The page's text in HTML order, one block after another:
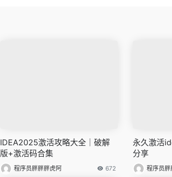
IDEA2025激活攻略大全｜破解
版+激活码合集
程序员胖胖胖虎阿 672
永久激活
分享
程序员